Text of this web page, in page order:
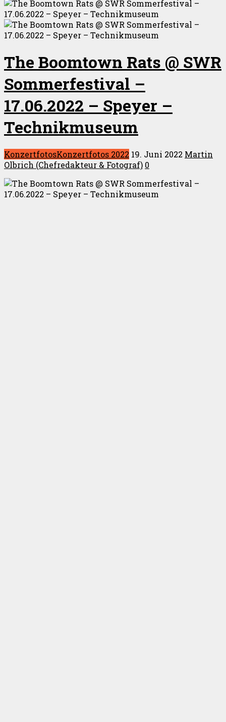
The Boomtown Rats @ SWR
Sommerfestival –
17.06.2022 – Speyer –
Technikmuseum
KonzertfotosKonzertfotos 2022 19. Juni 2022 Martin
Olbrich (Chefredakteur & Fotograf) 0